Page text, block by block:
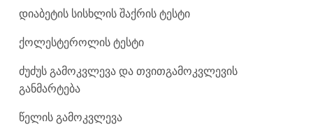
დიაბეტის სისხლის შაქრის ტესტი
ქოლესტეროლის ტესტი
ძუძუს გამოკვლევა და თვითგამოკვლევის
განმარტება
წელის გამოკვლევა